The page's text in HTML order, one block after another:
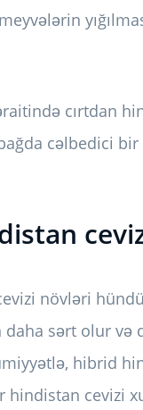
cırtdan
cəlbedici bir
növləri
daha sərt olur və
hibrid
cevizi